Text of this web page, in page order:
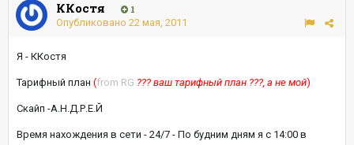
ККостя
1
Опубликовано 22 мая, 2011
Я - ККостя
Тарифный план (from RG ??? ваш тарифный план ???, а не мой)
Скайп -А.Н.Д.Р.Е.Й
Время нахождения в сети - 24/7 - По будним дням я с 14:00 в